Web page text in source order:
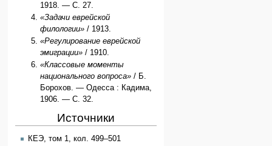
1918. — С. 27.
«Задачи еврейской
филологии» / 1913.
«Регулирование еврейской
эмиграции» / 1910.
«Классовые моменты
национального вопроса» / Б.
Борохов. — Одесса : Кадима,
1906. — С. 32.
Источники
КЕЭ, том 1, кол. 499–501